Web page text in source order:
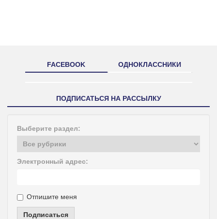
FACEBOOK ОДНОКЛАССНИКИ
ПОДПИСАТЬСЯ НА РАССЫЛКУ
Выберите раздел:
Электронный адрес:
Отпишите меня
Подписаться